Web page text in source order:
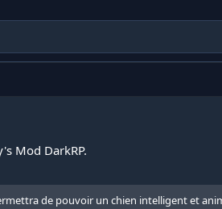
Mod DarkRP.
de pouvoir un chien intelligent et